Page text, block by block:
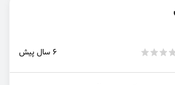
6 سال پیش